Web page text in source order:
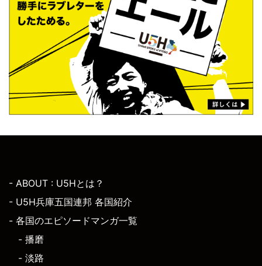
- ABOUT : U5Hとは？
- U5H兵庫五国連邦 各国紹介
- 各国のエピソードマンガ一覧
- 播磨
- 淡路